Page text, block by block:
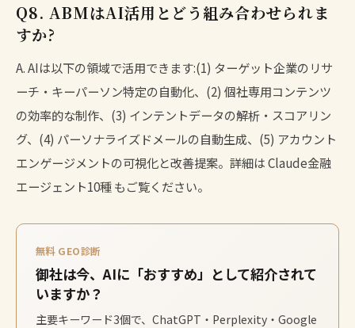
Q8. ABMはAI活用とどう組み合わせられま
すか?
A. AIは以下の領域で活用できます:(1) ターゲット企業のリサ
ーチ・キーパーソン特定の自動化、(2) 個社専用コンテンツ
の効率的な制作、(3) インテントデータの解析・スコアリン
グ、(4) パーソナライズドメールの自動生成、(5) アカウント
エンゲージメントの可視化と改善提案。詳細はClaude金融
エージェント10種もご覧ください。
無料 GEO診断
御社は今、AIに「おすすめ」として紹介されて
いますか？
主要キーワード3個で、ChatGPT・Perplexity・Google